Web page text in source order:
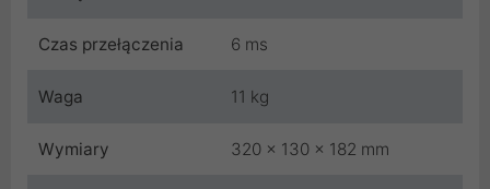
Czas przełączenia 6 ms
Waga 11 kg
Wymiary 320 x 130 x 182 mm